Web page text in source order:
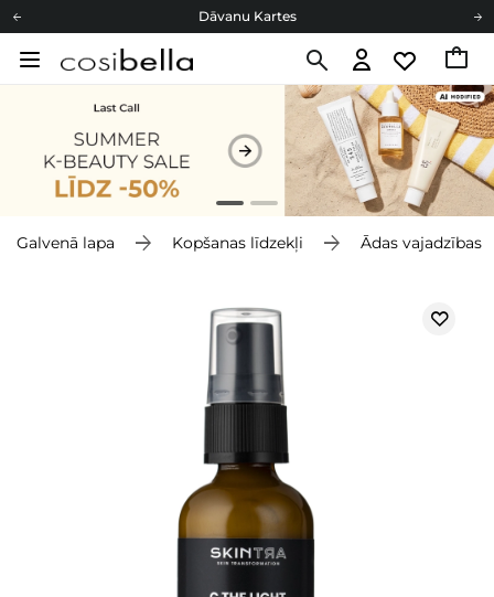
Dāvanu Kartes
Cosibella lojalitātes programma
Galvenā lapa Kopšanas līdzekļi Ādas vajadzības